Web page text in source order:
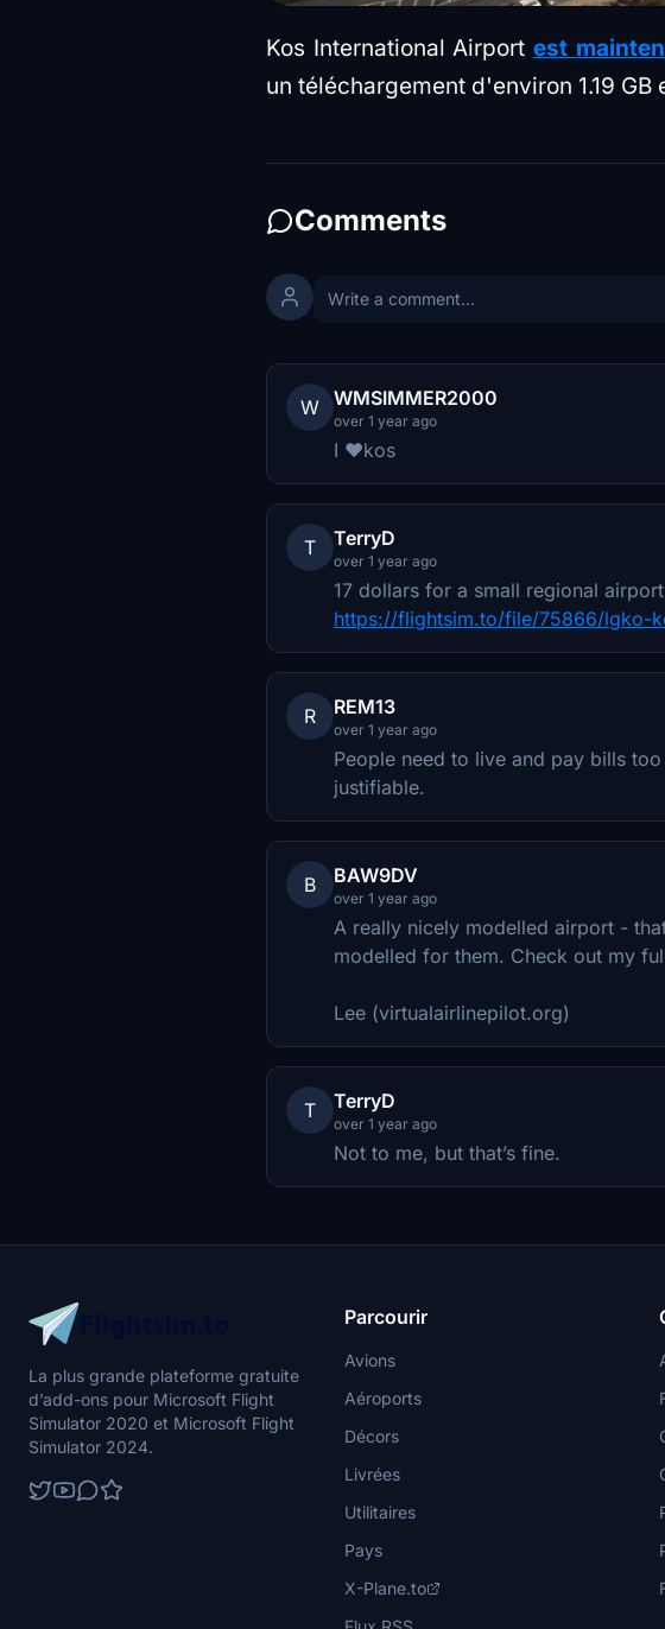
Kos International Airportest
un téléchargement d'environ 1.19
Comments
W WMSIMMER2000
over 1 year ago
I ❤kos
T TerryD
over 1 year ago
17 dollars for a small regional
https://flightsim.to/file/75866/lgko-
R REM13
over 1 year ago
People need to live and pay bills
justifiable.
B BAW9DV
over 1 year ago
A really nicely modelled airport -
modelled for them. Check out my
Lee (virtualairlinepilot.org)
T TerryD
over 1 year ago
Not to me, but that’s fine.
La plus grande plateforme gratuite
d’add-ons pour Microsoft Flight
Simulator 2020 et Microsoft Flight
Simulator 2024.
Parcourir
Avions
Aéroports
Décors
Livrées
Utilitaires
Pays
X-Plane.to